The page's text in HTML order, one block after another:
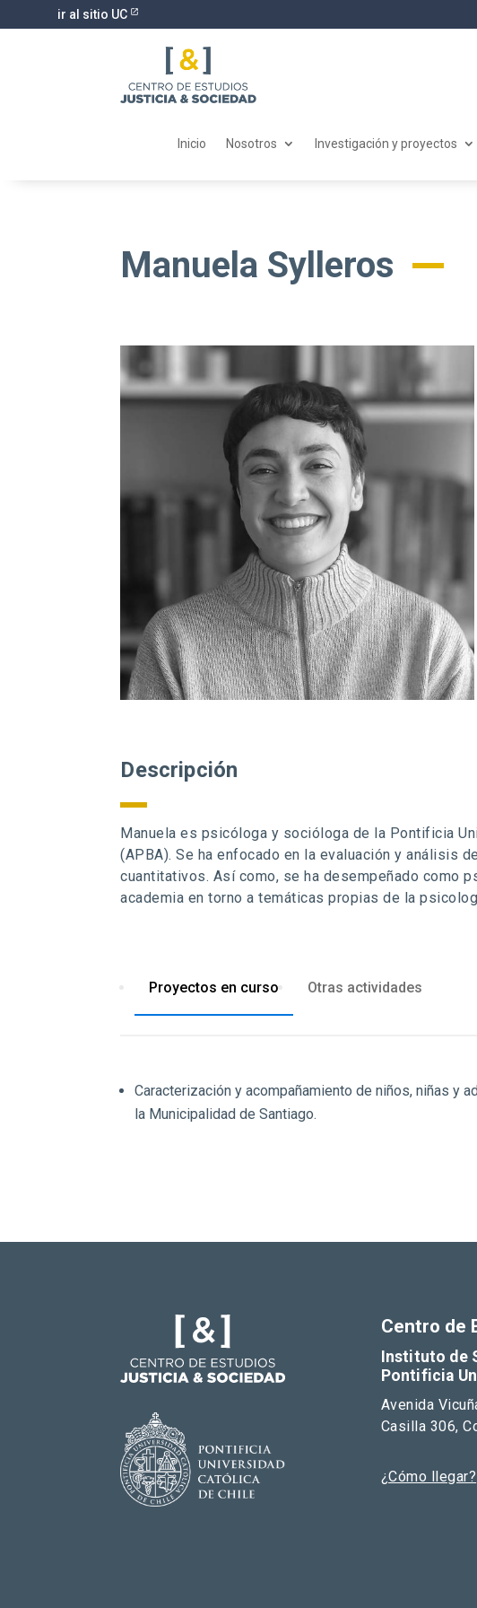
ir al sitio UC
Inicio Nosotros Investigación y proyectos
Manuela Sylleros
Descripción
Manuela es psicóloga y socióloga de la Pontificia
(APBA). Se ha enfocado en la evaluación y análisis
cuantitativos. Así como, se ha desempeñado como
academia en torno a temáticas propias de la
Proyectos en curso Otras actividades
Caracterización y acompañamiento de niños, niñas y
la Municipalidad de Santiago.
Centro de
Instituto de
Pontificia
Avenida
Casilla 306,
¿Cómo llegar?